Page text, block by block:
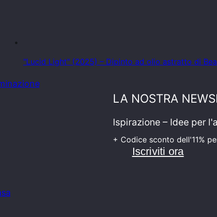
"Lucid Light" (2025) – Dipinto ad olio astratto di
LA NOSTRA
Ispirazione – Idee per
+ Codice sconto dell'11%
Iscriviti ora